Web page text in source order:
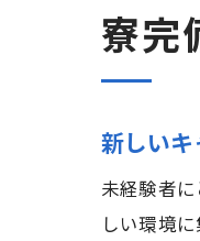
寮完
新しい
未経験者
しい環境